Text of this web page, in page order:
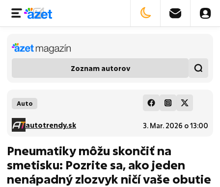
Zoznam autorov
Auto
3. Mar. 2026 o 13:00
autotrendy.sk
Pneumatiky môžu skončiť na
smetisku: Pozrite sa, ako jeden
nenápadný zlozvyk ničí vaše obutie